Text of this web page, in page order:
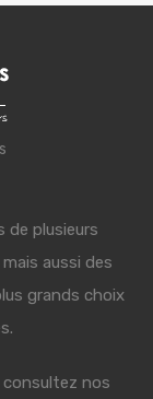
de plusieurs
aussi des
grands choix
consultez nos